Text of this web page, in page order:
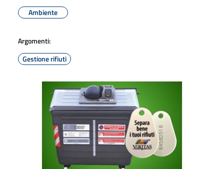
Ambiente
Argomenti:
Gestione rifiuti